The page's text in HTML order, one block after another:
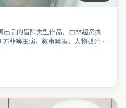
出品的冒险类型作品，由林超贤执
菲等主演，叙事紧凑、人物弧光完